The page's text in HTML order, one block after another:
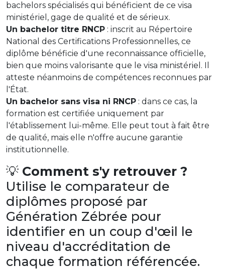
bachelors spécialisés qui bénéficient de ce visa
ministériel, gage de qualité et de sérieux.
Un bachelor titre RNCP : inscrit au Répertoire
National des Certifications Professionnelles, ce
diplôme bénéficie d'une reconnaissance officielle,
bien que moins valorisante que le visa ministériel. Il
atteste néanmoins de compétences reconnues par
l'État.
Un bachelor sans visa ni RNCP : dans ce cas, la
formation est certifiée uniquement par
l'établissement lui-même. Elle peut tout à fait être
de qualité, mais elle n'offre aucune garantie
institutionnelle.
💡 Comment s'y retrouver ?
Utilise le comparateur de
diplômes proposé par
Génération Zébrée pour
identifier en un coup d'œil le
niveau d'accréditation de
chaque formation référencée.